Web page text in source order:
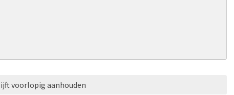
voorlopig aanhouden